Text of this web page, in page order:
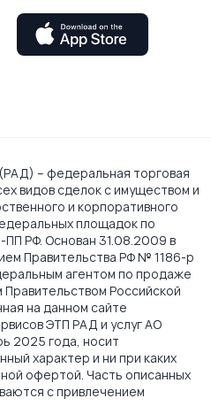
– федеральная торговая
видов сделок с имуществом и
и корпоративного
площадок по
РФ. Основан 31.08.2009 в
Правительства РФ № 1186-р
агентом по продаже
Российской
на данном сайте
ЭТП РАД и услуг АО
2025 года, носит
характер и ни при каких
офертой. Часть описанных
с привлечением